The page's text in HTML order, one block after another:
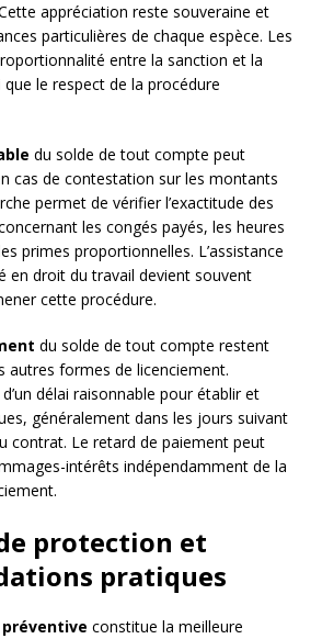
appréciation reste souveraine et
particulières de chaque espèce. Les
entre la sanction et la
le respect de la procédure
du solde de tout compte peut
cas de contestation sur les montants
permet de vérifier l’exactitude des
les congés payés, les heures
primes proportionnelles. L’assistance
en droit du travail devient souvent
cette procédure.
du solde de tout compte restent
autres formes de licenciement.
délai raisonnable pour établir et
généralement dans les jours suivant
contrat. Le retard de paiement peut
intérêts indépendamment de la
protection et
pratiques
constitue la meilleure